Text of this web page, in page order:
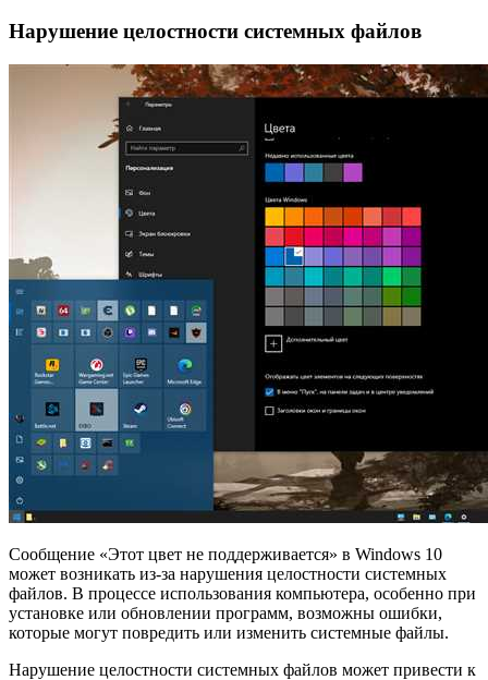
Нарушение целостности системных файлов
Сообщение «Этот цвет не поддерживается» в Windows 10
может возникать из-за нарушения целостности системных
файлов. В процессе использования компьютера, особенно при
установке или обновлении программ, возможны ошибки,
которые могут повредить или изменить системные файлы.
Нарушение целостности системных файлов может привести к